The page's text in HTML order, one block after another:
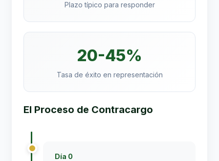
Plazo típico para responder
20-45%
Tasa de éxito en representación
El Proceso de Contracargo
Día 0